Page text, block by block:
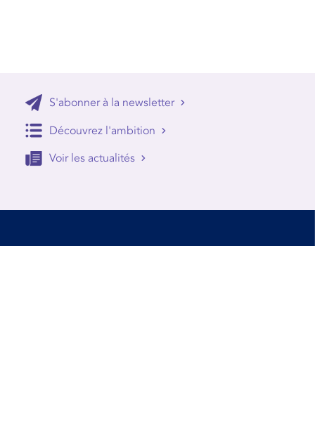
S'abonner à la newsletter
Découvrez l'ambition
Voir les actualités